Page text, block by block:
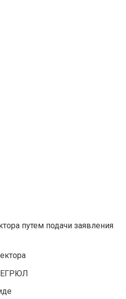
путем подачи заявления
ЕГРЮЛ